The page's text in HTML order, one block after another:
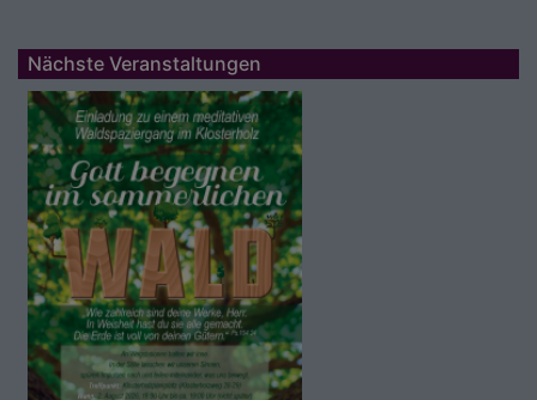
Nächste Veranstaltungen